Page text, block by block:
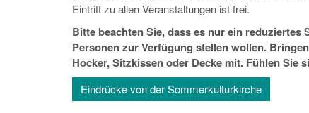
Eintritt zu allen Veranstaltungen ist frei.
Bitte beachten Sie, dass es nur ein
Personen zur Verfügung stellen wollen.
Hocker, Sitzkissen oder Decke mit. Fühlen Sie
Eindrücke von der Sommerkulturkirche